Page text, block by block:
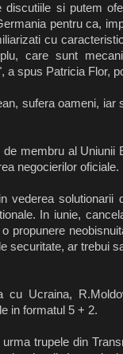
discutiile si putem
pentru ca,
cu
care sunt
a spus Patricia Flor,
sufera oameni, iar
membru al Uniunii
negocierilor oficiale.
vederea solutionarii
In iunie,
propunere
securitate, ar trebui
Ucraina,
in formatul 5 + 2.
trupele din